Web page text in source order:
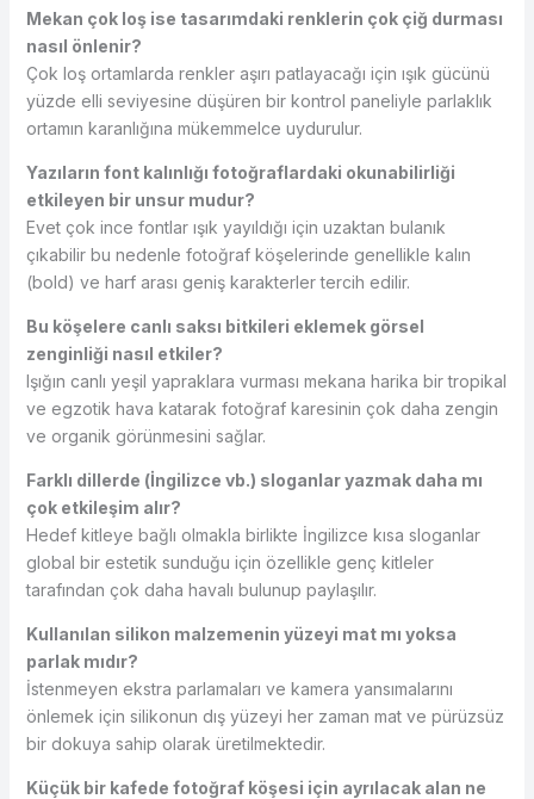
Mekan çok loş ise tasarımdaki renklerin çok çiğ durması
nasıl önlenir?
Çok loş ortamlarda renkler aşırı patlayacağı için ışık gücünü
yüzde elli seviyesine düşüren bir kontrol paneliyle parlaklık
ortamın karanlığına mükemmelce uydurulur.
Yazıların font kalınlığı fotoğraflardaki okunabilirliği
etkileyen bir unsur mudur?
Evet çok ince fontlar ışık yayıldığı için uzaktan bulanık
çıkabilir bu nedenle fotoğraf köşelerinde genellikle kalın
(bold) ve harf arası geniş karakterler tercih edilir.
Bu köşelere canlı saksı bitkileri eklemek görsel
zenginliği nasıl etkiler?
Işığın canlı yeşil yapraklara vurması mekana harika bir tropikal
ve egzotik hava katarak fotoğraf karesinin çok daha zengin
ve organik görünmesini sağlar.
Farklı dillerde (İngilizce vb.) sloganlar yazmak daha mı
çok etkileşim alır?
Hedef kitleye bağlı olmakla birlikte İngilizce kısa sloganlar
global bir estetik sunduğu için özellikle genç kitleler
tarafından çok daha havalı bulunup paylaşılır.
Kullanılan silikon malzemenin yüzeyi mat mı yoksa
parlak mıdır?
İstenmeyen ekstra parlamaları ve kamera yansımalarını
önlemek için silikonun dış yüzeyi her zaman mat ve pürüzsüz
bir dokuya sahip olarak üretilmektedir.
Küçük bir kafede fotoğraf köşesi için ayrılacak alan ne